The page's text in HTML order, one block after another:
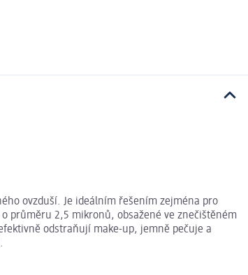
ovzduší. Je ideálním řešením zejména pro
průměru 2,5 mikronů, obsažené ve znečištěném
odstraňují make-up, jemně pečuje a